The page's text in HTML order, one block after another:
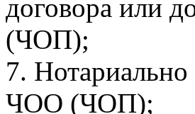
договора или
(ЧОП);
7. Нотариально
ЧОО (ЧОП);